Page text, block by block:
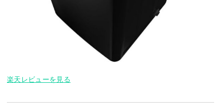
楽天レビューを見る